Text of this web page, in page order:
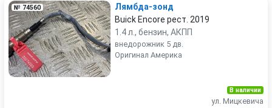
№ 74560
Лямбда-зонд
Buick Encore рест. 2019
1.4 л., бензин, АКПП
внедорожник 5 дв.
Оригинал Америка
В наличии
ул. Мицкевича